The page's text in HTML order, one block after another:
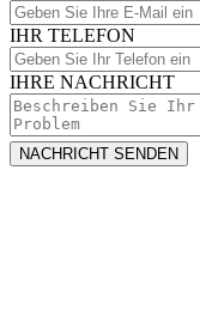
IHR TELEFON
IHRE NACHRICHT
NACHRICHT SENDEN